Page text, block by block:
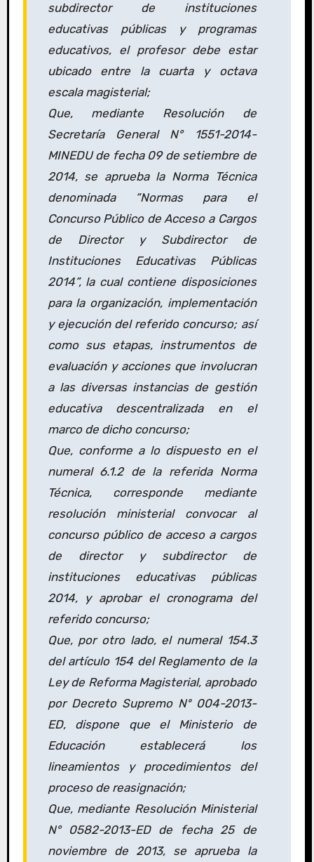
subdirector de instituciones
educativas públicas y programas
educativos, el profesor debe estar
ubicado entre la cuarta y octava
escala magisterial;
Que, mediante Resolución de
Secretaría General N° 1551-2014-
MINEDU de fecha 09 de setiembre de
2014, se aprueba la Norma Técnica
denominada “Normas para el
Concurso Público de Acceso a Cargos
de Director y Subdirector de
Instituciones Educativas Públicas
2014”, la cual contiene disposiciones
para la organización, implementación
y ejecución del referido concurso; así
como sus etapas, instrumentos de
evaluación y acciones que involucran
a las diversas instancias de gestión
educativa descentralizada en el
marco de dicho concurso;
Que, conforme a lo dispuesto en el
numeral 6.1.2 de la referida Norma
Técnica, corresponde mediante
resolución ministerial convocar al
concurso público de acceso a cargos
de director y subdirector de
instituciones educativas públicas
2014, y aprobar el cronograma del
referido concurso;
Que, por otro lado, el numeral 154.3
del artículo 154 del Reglamento de la
Ley de Reforma Magisterial, aprobado
por Decreto Supremo Nº 004-2013-
ED, dispone que el Ministerio de
Educación establecerá los
lineamientos y procedimientos del
proceso de reasignación;
Que, mediante Resolución Ministerial
N° 0582-2013-ED de fecha 25 de
noviembre de 2013, se aprueba la